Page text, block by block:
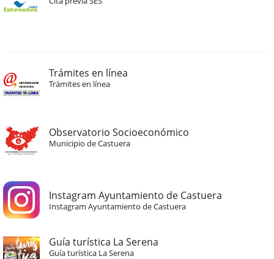
Trámites en línea
Trámites en línea
Observatorio Socioeconómico
Municipio de Castuera
Instagram Ayuntamiento de Castuera
Instagram Ayuntamiento de Castuera
Guía turística La Serena
Guía turística La Serena